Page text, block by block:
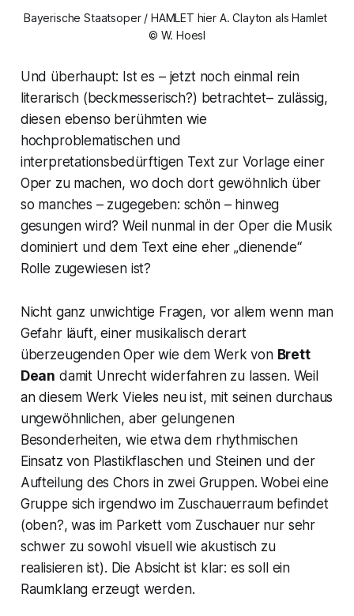
Bayerische Staatsoper / HAMLET hier A. Clayton als Hamlet
© W. Hoesl
Und überhaupt: Ist es – jetzt noch einmal rein
literarisch (beckmesserisch?) betrachtet– zulässig,
diesen ebenso berühmten wie
hochproblematischen und
interpretationsbedürftigen Text zur Vorlage einer
Oper zu machen, wo doch dort gewöhnlich über
so manches – zugegeben: schön – hinweg
gesungen wird? Weil nunmal in der Oper die Musik
dominiert und dem Text eine eher „dienende“
Rolle zugewiesen ist?
Nicht ganz unwichtige Fragen, vor allem wenn man
Gefahr läuft, einer musikalisch derart
überzeugenden Oper wie dem Werk von Brett
Dean damit Unrecht widerfahren zu lassen. Weil
an diesem Werk Vieles neu ist, mit seinen durchaus
ungewöhnlichen, aber gelungenen
Besonderheiten, wie etwa dem rhythmischen
Einsatz von Plastikflaschen und Steinen und der
Aufteilung des Chors in zwei Gruppen. Wobei eine
Gruppe sich irgendwo im Zuschauerraum befindet
(oben?, was im Parkett vom Zuschauer nur sehr
schwer zu sowohl visuell wie akustisch zu
realisieren ist). Die Absicht ist klar: es soll ein
Raumklang erzeugt werden.